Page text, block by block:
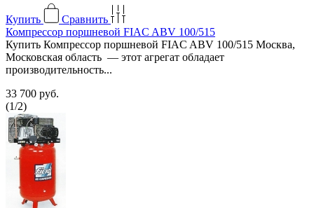
Купить
Сравнить
Компрессор поршневой FIAC ABV 100/515
Купить Компрессор поршневой FIAC ABV 100/515 Москва,
Московская область — этот агрегат обладает
производительность...
33 700 руб.
(1/2)